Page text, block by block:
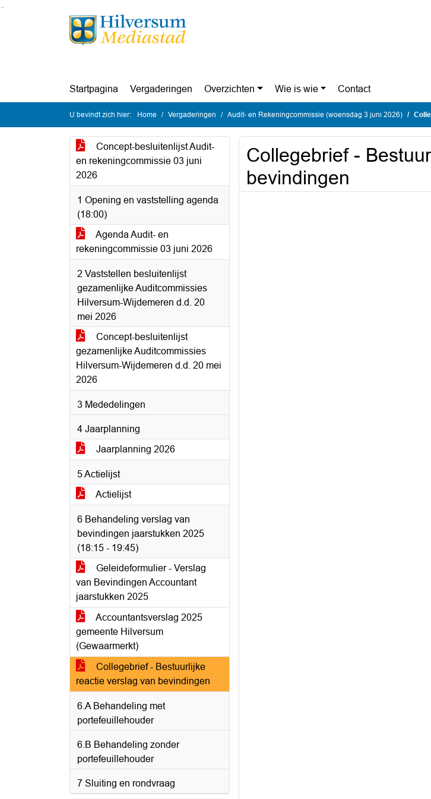
Ga naar de inhoud van deze pagina
Ga naar het zoeken
Ga naar het menu
Startpagina Vergaderingen Overzichten Wie is wie Contact
U bevindt zich hier: Home Vergaderingen Audit- en Rekeningcommissie (woensdag 3 juni 2026)
Concept-besluitenlijst Audit-
en rekeningcommissie 03 juni
2026
1 Opening en vaststelling agenda
(18:00)
Agenda Audit- en
rekeningcommissie 03 juni 2026
2 Vaststellen besluitenlijst
gezamenlijke Auditcommissies
Hilversum-Wijdemeren d.d. 20
mei 2026
Concept-besluitenlijst
gezamenlijke Auditcommissies
Hilversum-Wijdemeren d.d. 20 mei
2026
3 Mededelingen
4 Jaarplanning
Jaarplanning 2026
5 Actielijst
Actielijst
6 Behandeling verslag van
bevindingen jaarstukken 2025
(18:15 - 19:45)
Geleideformulier - Verslag
van Bevindingen Accountant
jaarstukken 2025
Accountantsverslag 2025
gemeente Hilversum
(Gewaarmerkt)
Collegebrief - Bestuurlijke
reactie verslag van bevindingen
6.A Behandeling met
portefeuillehouder
6.B Behandeling zonder
portefeuillehouder
7 Sluiting en rondvraag
Collegebrief -
bevindingen